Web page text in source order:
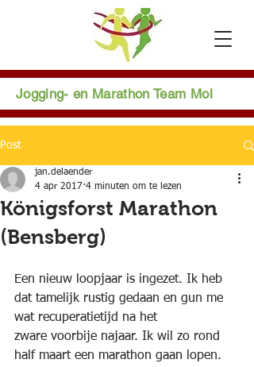
Jogging- en Marathon Team Mol
Post
Königsforst Marathon
(Bensberg)
jan.delaender
4 apr 2017 4 minuten om te lezen
Een nieuw loopjaar is ingezet. Ik heb
dat tamelijk rustig gedaan en gun me
wat recuperatietijd na het
zware voorbije najaar. Ik wil zo rond
half maart een marathon gaan lopen.